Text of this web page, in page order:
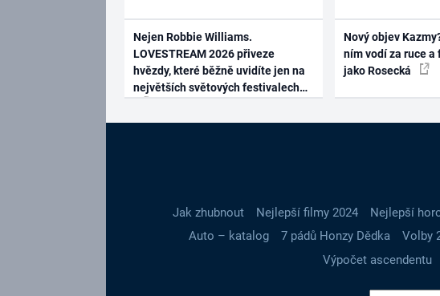
Nejen Robbie Williams.
LOVESTREAM 2026 přiveze
hvězdy, které běžně uvidíte jen na
největších světových festivalech
Nový objev
ním vodí za ruce
jako Rosecká
Jak zhubnout Nejlepší filmy 2024 Nejlepší
Auto – katalog
7 pádů Honzy Dědka Volby
Výpočet ascendentu